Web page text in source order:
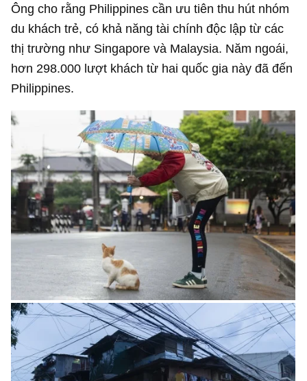
Ông cho rằng Philippines cần ưu tiên thu hút nhóm
du khách trẻ, có khả năng tài chính độc lập từ các
thị trường như Singapore và Malaysia. Năm ngoái,
hơn 298.000 lượt khách từ hai quốc gia này đã đến
Philippines.